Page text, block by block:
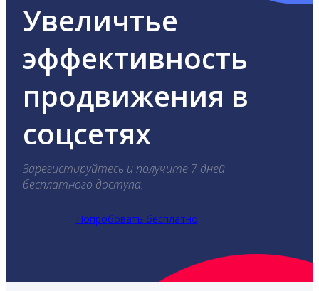
Увеличтье
эффективность
продвижения в
соцсетях
Зарегистируйтесь и получите 7 дней
бесплатного доступа.
Попробовать бесплатно